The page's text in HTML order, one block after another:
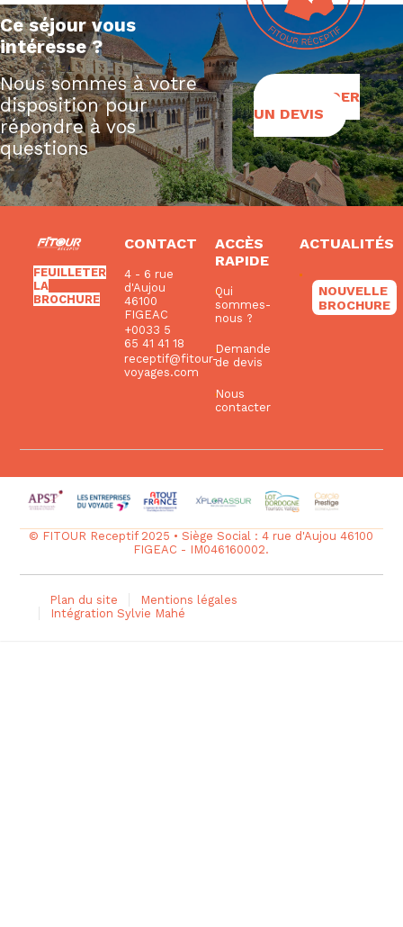
Ce séjour vous
intéresse ?
Nous sommes à votre
disposition pour
répondre à vos
questions
DEMANDER
UN DEVIS
FEUILLETER
LA
BROCHURE
CONTACT
4 - 6 rue
d'Aujou
46100
FIGEAC
+0033 5
65 41 41 18
receptif@fitour-
voyages.com
ACCÈS
RAPIDE
Qui
sommes-
nous ?
Demande
de devis
Nous
contacter
ACTUALITÉS
NOUVELLE
BROCHURE
© FITOUR Receptif 2025 • Siège Social : 4 rue d'Aujou 46100
FIGEAC - IM046160002.
Plan du site
Mentions légales
Intégration Sylvie Mahé